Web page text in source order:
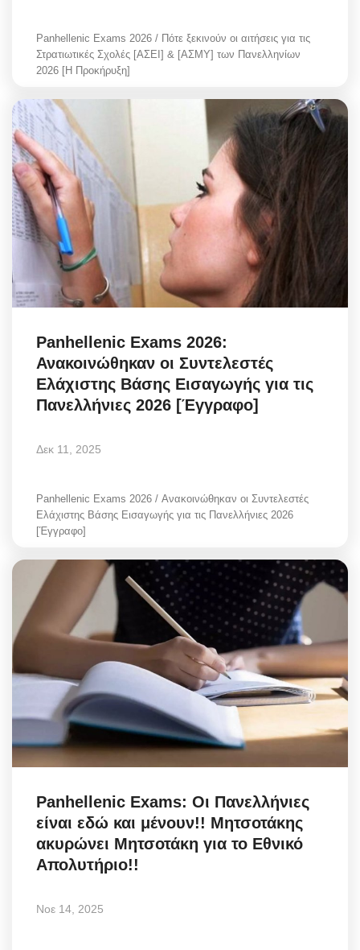
Panhellenic Exams 2026 / Πότε ξεκινούν οι αιτήσεις για τις
Στρατιωτικές Σχολές [ΑΣΕΙ] & [ΑΣΜΥ] των Πανελληνίων
2026 [Η Προκήρυξη]
Panhellenic Exams 2026:
Ανακοινώθηκαν οι Συντελεστές
Ελάχιστης Βάσης Εισαγωγής για τις
Πανελλήνιες 2026 [Έγγραφο]
Δεκ 11, 2025
Panhellenic Exams 2026 / Ανακοινώθηκαν οι Συντελεστές
Ελάχιστης Βάσης Εισαγωγής για τις Πανελλήνιες 2026
[Έγγραφο]
Panhellenic Exams: Οι Πανελλήνιες
είναι εδώ και μένουν!! Μητσοτάκης
ακυρώνει Μητσοτάκη για το Εθνικό
Απολυτήριο!!
Νοε 14, 2025